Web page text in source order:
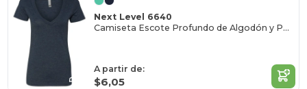
Next Level 6640
Camiseta Escote Profundo de Algodón y Poliéster
A partir de:
$6,05